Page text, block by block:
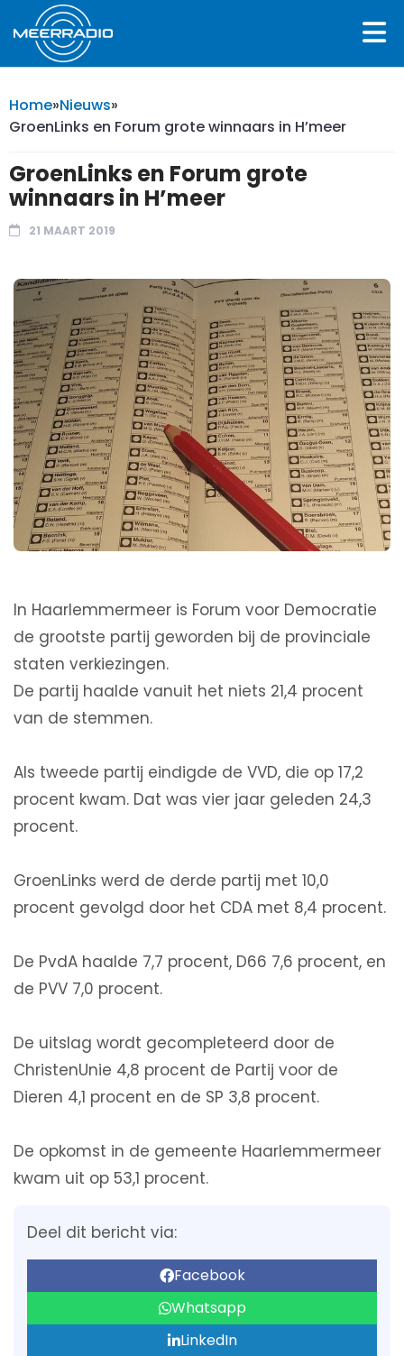
Home»Nieuws»
GroenLinks en Forum grote winnaars in H’meer
GroenLinks en Forum grote
winnaars in H’meer
21 MAART 2019
In Haarlemmermeer is Forum voor Democratie
de grootste partij geworden bij de provinciale
staten verkiezingen.
De partij haalde vanuit het niets 21,4 procent
van de stemmen.
Als tweede partij eindigde de VVD, die op 17,2
procent kwam. Dat was vier jaar geleden 24,3
procent.
GroenLinks werd de derde partij met 10,0
procent gevolgd door het CDA met 8,4 procent.
De PvdA haalde 7,7 procent, D66 7,6 procent, en
de PVV 7,0 procent.
De uitslag wordt gecompleteerd door de
ChristenUnie 4,8 procent de Partij voor de
Dieren 4,1 procent en de SP 3,8 procent.
De opkomst in de gemeente Haarlemmermeer
kwam uit op 53,1 procent.
Deel dit bericht via:
Facebook
Whatsapp
LinkedIn